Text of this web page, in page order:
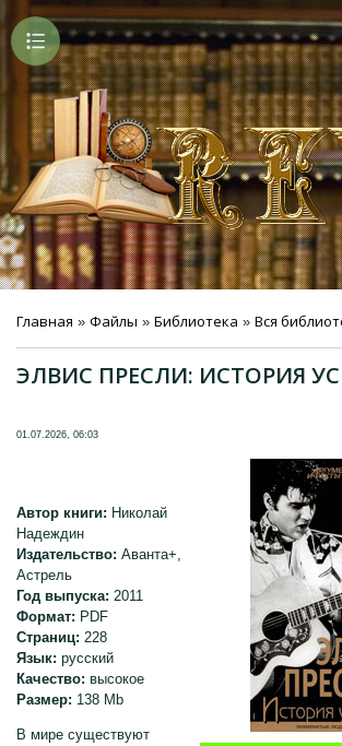
Главная » Файлы » Библиотека » Вся
ЭЛВИС ПРЕСЛИ: ИСТОРИЯ
01.07.2026, 06:03
Автор книги: Николай
Надеждин
Издательство: Аванта+,
Астрель
Год выпуска: 2011
Формат: PDF
Страниц: 228
Язык: русский
Качество: высокое
Размер: 138 Mb
В мире существуют